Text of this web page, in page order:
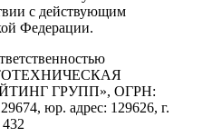
с действующим
Федерации.
ГРУПП», ОГРН:
юр. адрес: 129626, г.